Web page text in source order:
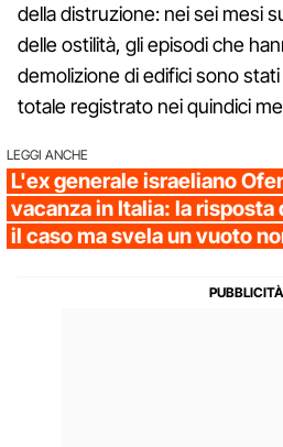
della distruzione: nei sei mesi
delle ostilità, gli episodi che
demolizione di edifici sono
totale registrato nei quindici
LEGGI ANCHE
L'ex generale israeliano
vacanza in Italia: la
il caso ma svela un vuoto